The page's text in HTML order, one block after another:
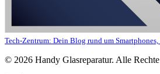
Tech-Zentrum: Dein Blog rund um
© 2026 Handy Glasreparatur. Alle